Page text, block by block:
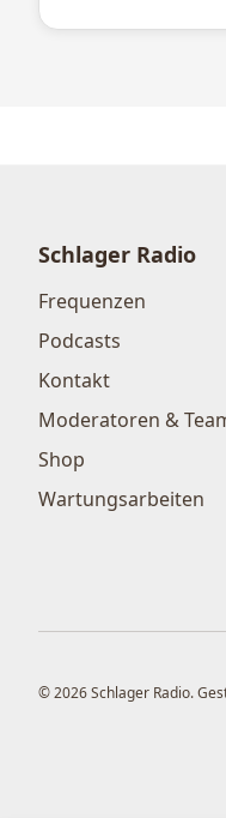
Schlager Radio
Frequenzen
Podcasts
Kontakt
Moderatoren &
Shop
Wartungsarbeiten
© 2026 Schlager Radio.